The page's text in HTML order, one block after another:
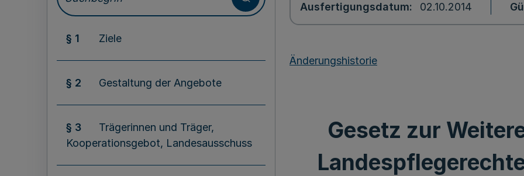
§ 1 Ziele
§ 2 Gestaltung der Angebote
§ 3
Trägerinnen und Träger,
Kooperationsgebot, Landesausschuss
Ausfertigungsdatum 02.10.2014
Änderungshistorie
Gesetz zur